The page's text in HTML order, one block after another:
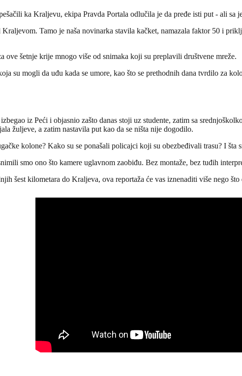
ka Kraljevu, ekipa Pravda Portala odlučila je da pređe isti put - ali
Tamo je naša novinarka stavila kačket, namazala faktor 50 i
ove šetnje krije mnogo više od snimaka koji su preplavili društvene mreže.
su mogli da uđu kada se umore, kao što se prethodnih dana tvrdilo za
iz Peći i objasnio zašto danas stoji uz studente, zatim sa
žuljeve, a zatim nastavila put kao da se ništa nije dogodilo.
kolone? Kako su se ponašali policajci koji su obezbeđivali trasu? I
smo ono što kamere uglavnom zaobiđu. Bez montaže, bez tuđih
šest kilometara do Kraljeva, ova reportaža će vas iznenaditi više nego što